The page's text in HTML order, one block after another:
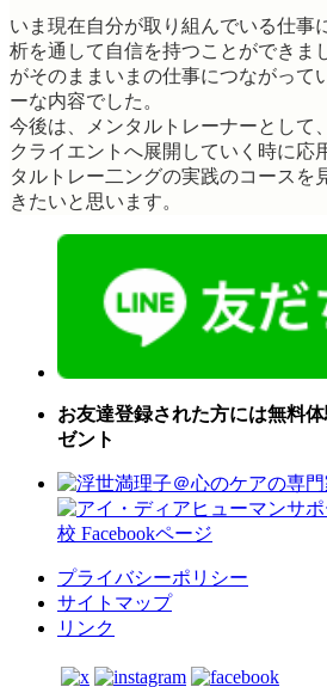
いま現在自分が取り組んでいる仕事
析を通して自信を持つことができま
がそのままいまの仕事につながって
ーな内容でした。
今後は、メンタルトレーナーとして
クライエントへ展開していく時に応
タルトレー二ングの実践のコースを
きたいと思います。
お友達登録された方には無料
ゼント
プライバシーポリシー
サイトマップ
リンク